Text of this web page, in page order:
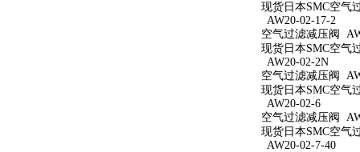
现货日本SMC空气
AW20-02-17-2
空气过滤减压阀
现货日本SMC空气
AW20-02-2N
空气过滤减压阀
现货日本SMC空气
AW20-02-6
空气过滤减压阀
现货日本SMC空气
AW20-02-7-40